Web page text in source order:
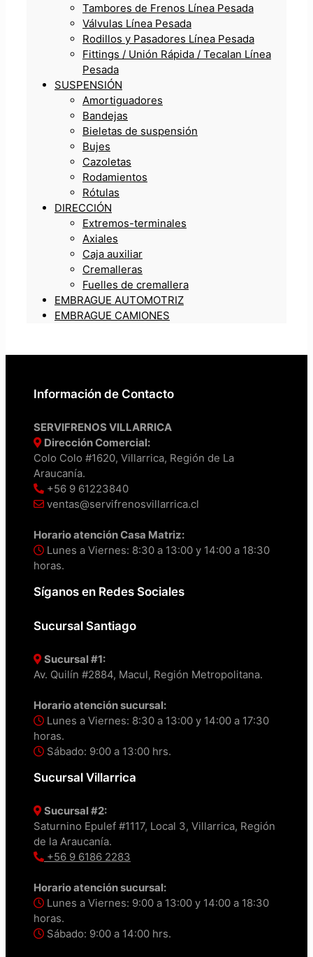
Tambores de Frenos Línea Pesada
Válvulas Línea Pesada
Rodillos y Pasadores Línea Pesada
Fittings / Unión Rápida / Tecalan Línea
Pesada
SUSPENSIÓN
Amortiguadores
Bandejas
Bieletas de suspensión
Bujes
Cazoletas
Rodamientos
Rótulas
DIRECCIÓN
Extremos-terminales
Axiales
Caja auxiliar
Cremalleras
Fuelles de cremallera
EMBRAGUE AUTOMOTRIZ
EMBRAGUE CAMIONES
Información de Contacto
SERVIFRENOS VILLARRICA
Dirección Comercial:
Colo Colo #1620, Villarrica, Región de La
Araucanía.
+56 9 61223840
ventas@servifrenosvillarrica.cl
Horario atención Casa Matriz:
Lunes a Viernes: 8:30 a 13:00 y 14:00 a 18:30
horas.
Síganos en Redes Sociales
Sucursal Santiago
Sucursal #1:
Av. Quilín #2884, Macul, Región Metropolitana.
Horario atención sucursal:
Lunes a Viernes: 8:30 a 13:00 y 14:00 a 17:30
horas.
Sábado: 9:00 a 13:00 hrs.
Sucursal Villarrica
Sucursal #2:
Saturnino Epulef #1117, Local 3, Villarrica, Región
de la Araucanía.
+56 9 6186 2283
Horario atención sucursal:
Lunes a Viernes: 9:00 a 13:00 y 14:00 a 18:30
horas.
Sábado: 9:00 a 14:00 hrs.